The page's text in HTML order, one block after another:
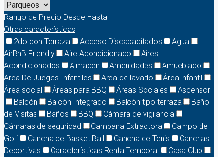
Rango de Precio Desde Hasta
Otras características
2do con Terraza
Acceso Discapacitados
Agua
AirBnB Friendly
Aire Acondicionado
Aires
Acondicionados
Almacén Amenidades
Amueblado
Area De Juegos Infantiles
Area de lavado
Área infantil
Área social
Áreas para BBQ Áreas Sociales
Ascensor
Balcón
Balcón Integrado Balcón tipo terraza
Baño
de Visitas
Baños BBQ
Cámara de vigilancia
Cámaras de seguridad
Campana Extractora
Campo de
Golf
Cancha de Basket Ball Cancha de Tenis
Canchas
Deportivas
Características Renta Temporal
Casa Club